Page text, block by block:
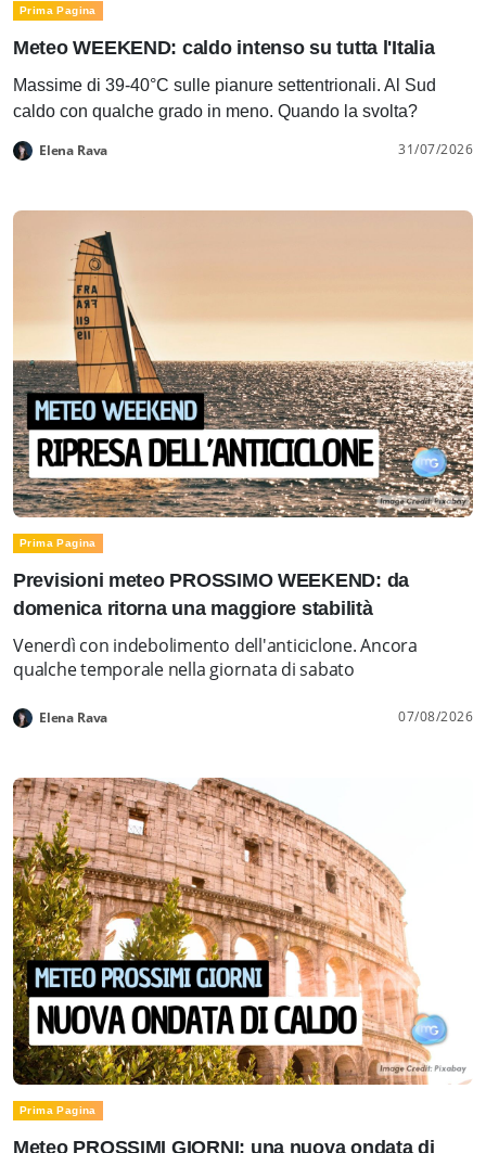
Prima Pagina
Meteo WEEKEND: caldo intenso su tutta l'Italia
Massime di 39-40°C sulle pianure settentrionali. Al Sud
caldo con qualche grado in meno. Quando la svolta?
Elena Rava 31/07/2026
Prima Pagina
Previsioni meteo PROSSIMO WEEKEND: da
domenica ritorna una maggiore stabilità
Venerdì con indebolimento dell'anticiclone. Ancora
qualche temporale nella giornata di sabato
Elena Rava 07/08/2026
Prima Pagina
Meteo PROSSIMI GIORNI: una nuova ondata di